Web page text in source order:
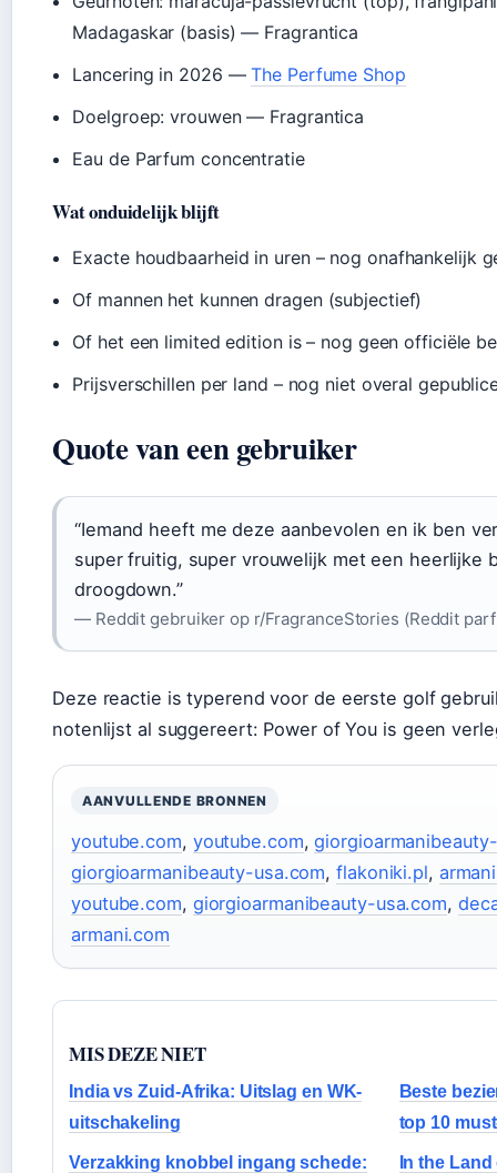
Madagaskar (basis) — Fragrantica
Lancering in 2026 —The Perfume Shop
Doelgroep: vrouwen — Fragrantica
Eau de Parfum concentratie
Wat onduidelijk blijft
Exacte houdbaarheid in uren – nog onafhankelijk
Of mannen het kunnen dragen (subjectief)
Of het een limited edition is – nog geen officiële
Prijsverschillen per land – nog niet overal
Quote van een gebruiker
“Iemand heeft me deze aanbevolen en ik ben
super fruitig, super vrouwelijk met een heerlijke
droogdown.”
— Reddit gebruiker op r/FragranceStories (Reddit
Deze reactie is typerend voor de eerste golf
notenlijst al suggereert: Power of You is geen
AANVULLENDE BRONNEN
youtube.com, youtube.com,
giorgioarmanibeauty-usa.com,flakoniki.pl,
youtube.com, giorgioarmanibeauty-usa.com,
armani.com
MIS DEZE NIET
India vs Zuid-Afrika: Uitslag en WK-
uitschakeling
Beste
top 10
Verzakking knobbel ingang schede:
In the